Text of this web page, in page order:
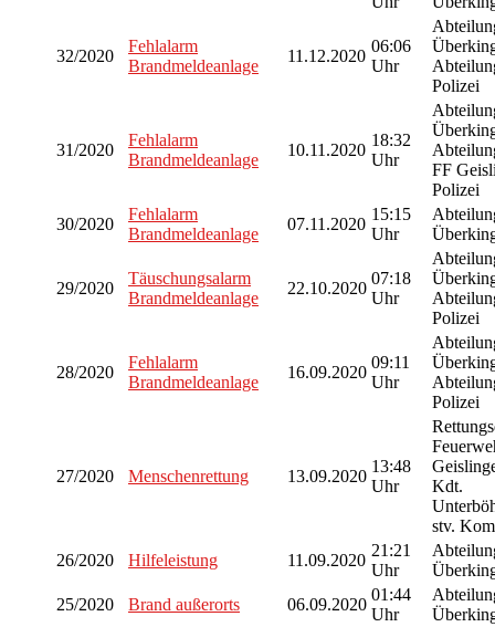
32/2020
Fehlalarm
Brandmeldeanlage
11.12.2020
06:06
Uhr
Polizei
31/2020
Fehlalarm
Brandmeldeanlage
10.11.2020
18:32
Uhr
FF
Polizei
30/2020
Fehlalarm
Brandmeldeanlage
07.11.2020
15:15
Uhr
29/2020
Täuschungsalarm
Brandmeldeanlage
22.10.2020
07:18
Uhr
Polizei
28/2020
Fehlalarm
Brandmeldeanlage
16.09.2020
09:11
Uhr
Polizei
27/2020 Menschenrettung 13.09.2020
13:48
Uhr
Kdt.
stv.
26/2020
Hilfeleistung 11.09.2020
21:21
Uhr
25/2020
Brand außerorts 06.09.2020
01:44
Uhr